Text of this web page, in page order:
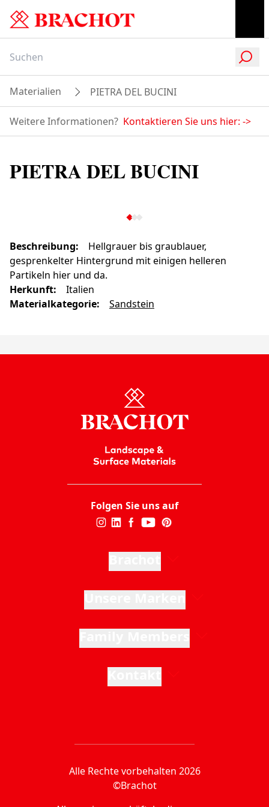
Materialien PIETRA DEL BUCINI
Weitere Informationen? Kontaktieren Sie uns hier: ->
PIETRA DEL BUCINI
Beschreibung:
Hellgrauer bis graublauer,
gesprenkelter Hintergrund mit einigen helleren
Partikeln hier und da.
Herkunft:
Italien
Materialkategorie: Sandstein
Folgen Sie uns auf
Alle Rechte vorbehalten 2026
©Brachot